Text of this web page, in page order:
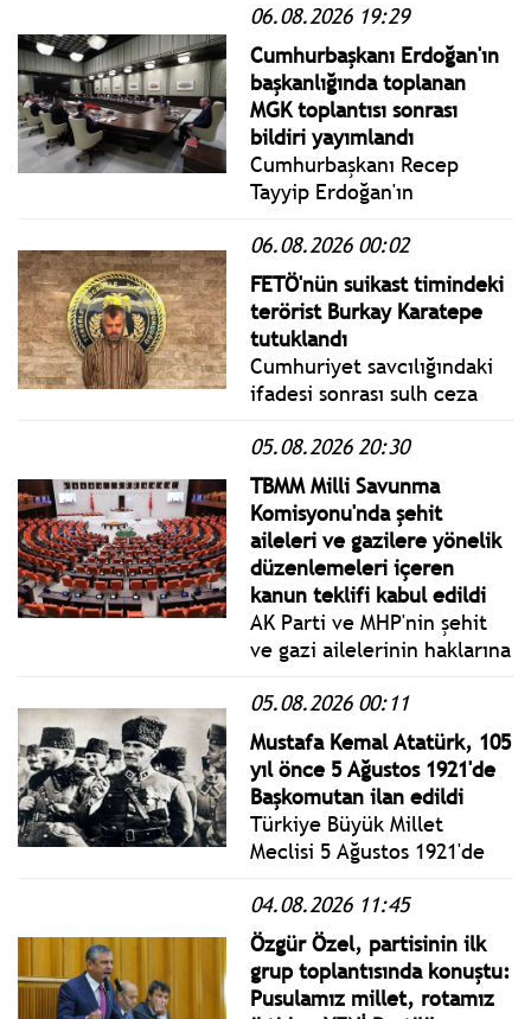
Muhammed bin Selman ile
Pakistan Başbakanı Şahbaz
Şerif, Suudi Arabistan'ın
Mekke şehrinde Ortak
Savunma Anlaşması
imzaladı.
06.08.2026 19:29
Cumhurbaşkanı Erdoğan'ın
başkanlığında toplanan
MGK toplantısı sonrası
bildiri yayımlandı
Cumhurbaşkanı Recep
Tayyip Erdoğan'ın
MGK toplantısı sona erdi. 2
saat 15 dakika süren
toplantının ardından
yayınlanan bildiride
Terörsüz Türkiye sürecine
değinildiği aktarıldı.
06.08.2026 00:02
FETÖ'nün suikast timindeki
terörist Burkay Karatepe
tutuklandı
Cumhuriyet savcılığındaki
ifadesi sonrası sulh ceza
Karatepe tutuklandı.
05.08.2026 20:30
TBMM Milli Savunma
Komisyonu'nda şehit
aileleri ve gazilere yönelik
düzenlemeleri içeren
kanun teklifi kabul edildi
AK Parti ve MHP'nin şehit
ve gazi ailelerinin haklarına
sunduğu dokuz maddelik
Bazı Kanunlarda Değişiklik
Yapılmasına Dair Kanun
Teklifi kabul edildi.
05.08.2026 00:11
Mustafa Kemal Atatürk, 105
yıl önce 5 Ağustos 1921'de
Başkomutan ilan edildi
Türkiye Büyük Millet
Meclisi 5 Ağustos 1921'de
Kemal Atatürk'e
başkomutanlığı vermiştir.
04.08.2026 11:45
Özgür Özel, partisinin ilk
grup toplantısında konuştu:
Pusulamız millet, rotamız